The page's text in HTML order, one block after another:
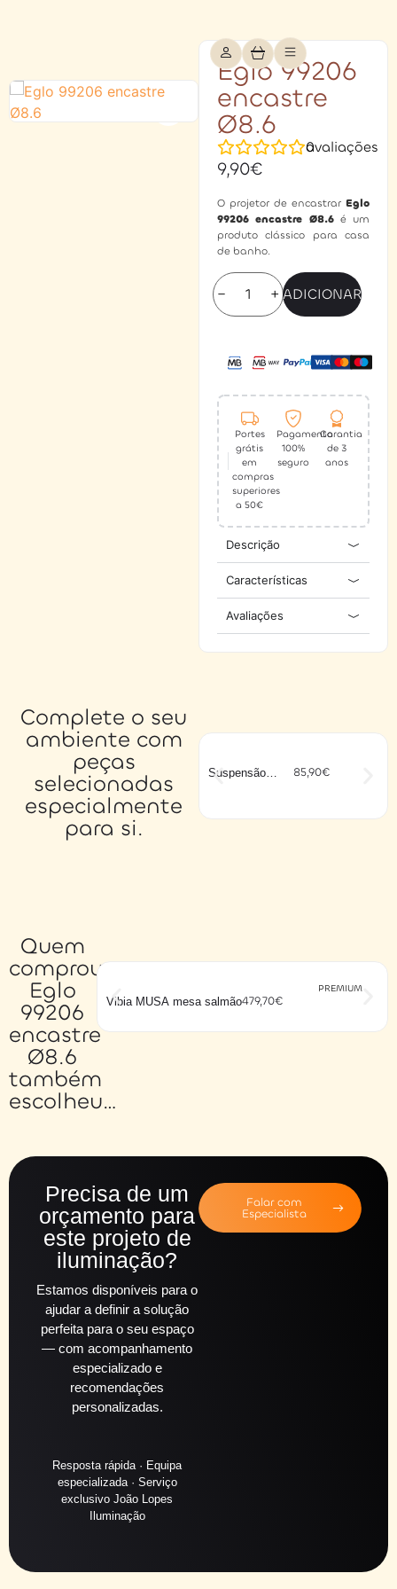
Eglo 99206
encastre
Ø8.6
0
avaliações
9,90€
O projetor de encastrar Eglo
99206 encastre Ø8.6é um
produto clássico para casa
de banho.
− + ADICIONAR
Portes
grátis
em
compras
superiores
a 50€
Pagamento
100%
seguro
Garantia
de 3
anos
Descrição
Características
Avaliações
Complete o seu
ambiente com
peças
selecionadas
especialmente
para si.
Suspensão
85,90€
Quem
comprou
Eglo
99206
encastre
Ø8.6
também
escolheu…
PREMIUM
Vibia MUSA mesa salmão479,70€
Precisa de um
orçamento para
este projeto de
iluminação?
Estamos disponíveis para o
ajudar a definir a solução
perfeita para o seu espaço
— com acompanhamento
especializado e
recomendações
personalizadas.
Resposta rápida · Equipa
especializada · Serviço
exclusivo João Lopes
Iluminação
Falar com
Especialista